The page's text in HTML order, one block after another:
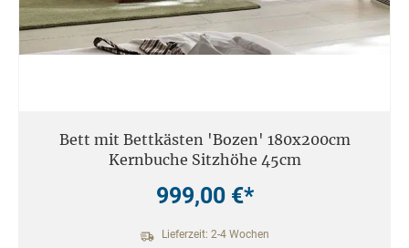
Bett mit Bettkästen 'Bozen' 180x200cm
Kernbuche Sitzhöhe 45cm
999,00 €*
Lieferzeit: 2-4 Wochen